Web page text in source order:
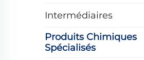
Intermédiaires
Produits Chimiques
Spécialisés